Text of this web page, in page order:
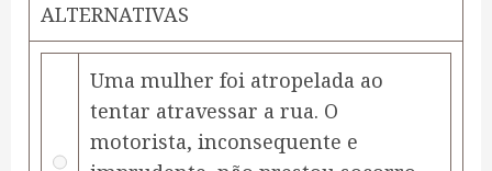
ALTERNATIVAS
Uma mulher foi atropelada ao
tentar atravessar a rua. O
motorista, inconsequente e